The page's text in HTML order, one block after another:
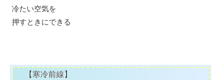
冷たい空気を
押すときにできる
【寒冷前線】